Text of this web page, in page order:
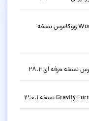
قالب فروشگاهی چندمنظوره وودمارت WoodMart ووکامرس نسخه